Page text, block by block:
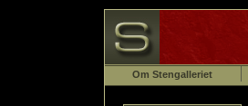
Om Stengalleriet